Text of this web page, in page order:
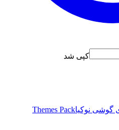
کپی شد
گوشی نوکیاThemes Pack